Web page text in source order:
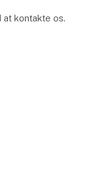
at kontakte os.